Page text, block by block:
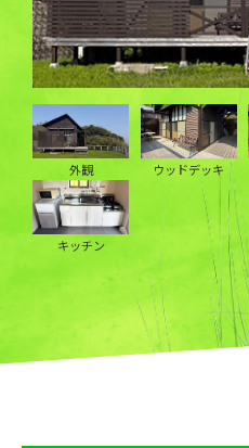
外観 ウッドデッキ
キッチン